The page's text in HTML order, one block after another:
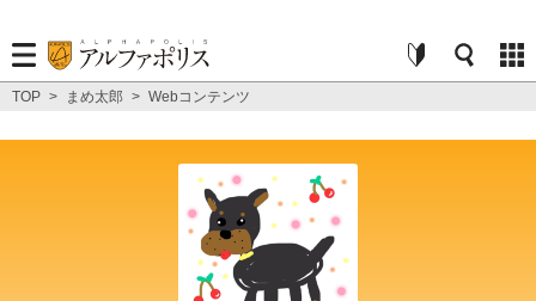
TOP > まめ太郎 > Webコンテンツ